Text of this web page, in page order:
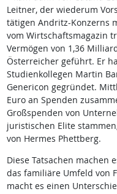
Leitner, der wiederum
tätigen Andritz-Konzerns
vom Wirtschaftsmagazin
Vermögen von 1,36
Österreicher geführt. Er
Studienkollegen Martin
Genericon gegründet.
Euro an Spenden
Großspenden von
juristischen Elite
von Hermes Phettberg.
Diese Tatsachen machen
das familiäre Umfeld von
macht es einen